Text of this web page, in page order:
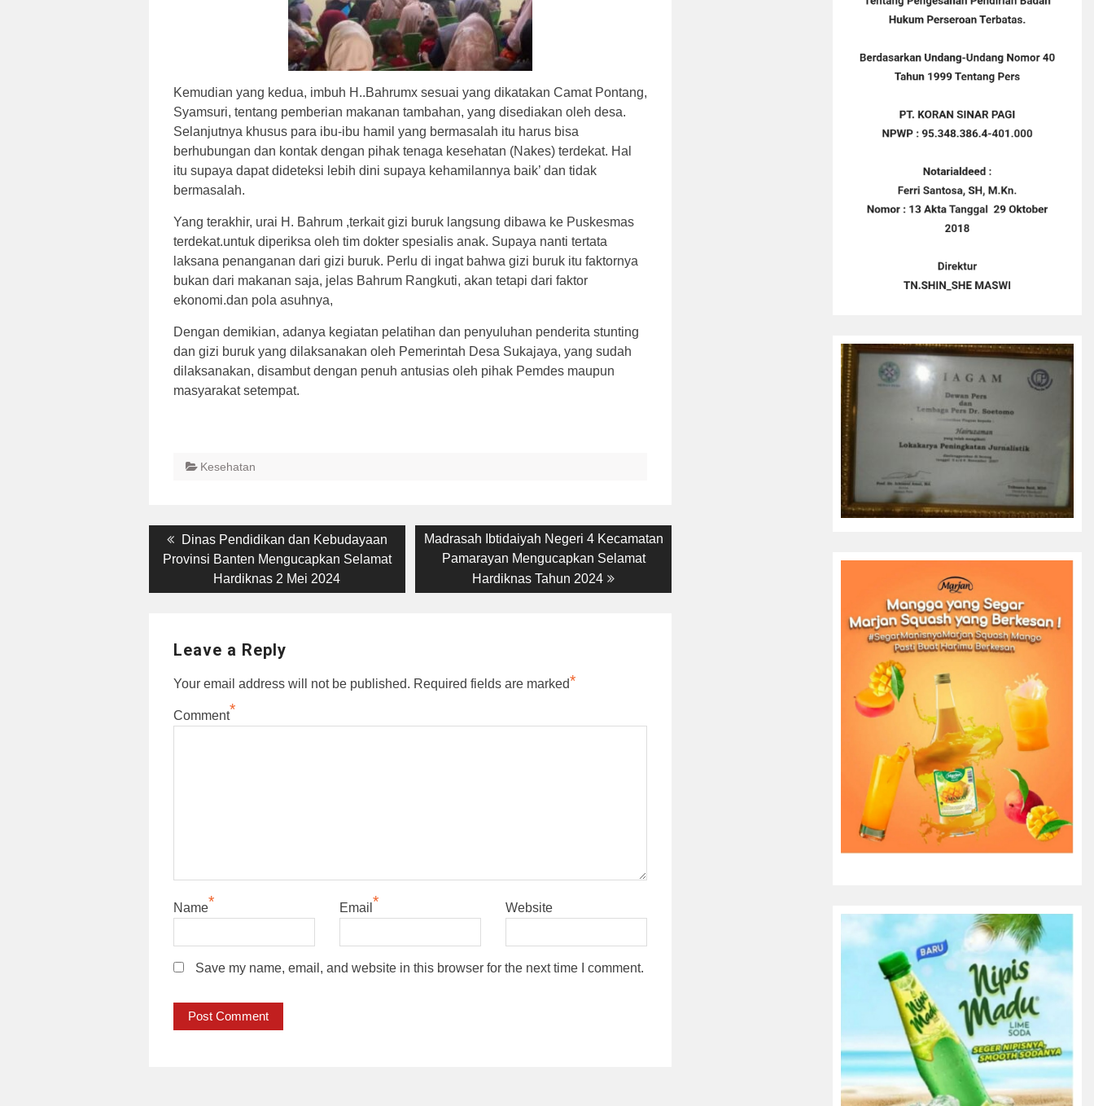
Kemudian yang kedua, imbuh H..Bahrumx sesuai yang dikatakan Camat Pontang,
Syamsuri, tentang pemberian makanan tambahan, yang disediakan oleh desa.
Selanjutnya khusus para ibu-ibu hamil yang bermasalah itu harus bisa
berhubungan dan kontak dengan pihak tenaga kesehatan (Nakes) terdekat. Hal
itu supaya dapat dideteksi lebih dini supaya kehamilannya baik’ dan tidak
bermasalah.
Yang terakhir, urai H. Bahrum ,terkait gizi buruk langsung dibawa ke Puskesmas
terdekat.untuk diperiksa oleh tim dokter spesialis anak. Supaya nanti tertata
laksana penanganan dari gizi buruk. Perlu di ingat bahwa gizi buruk itu faktornya
bukan dari makanan saja, jelas Bahrum Rangkuti, akan tetapi dari faktor
ekonomi.dan pola asuhnya,
Dengan demikian, adanya kegiatan pelatihan dan penyuluhan penderita stunting
dan gizi buruk yang dilaksanakan oleh Pemerintah Desa Sukajaya, yang sudah
dilaksanakan, disambut dengan penuh antusias oleh pihak Pemdes maupun
masyarakat setempat.
Kesehatan
Post
navigation
Previous
post:
Dinas Pendidikan dan Kebudayaan
Provinsi Banten Mengucapkan Selamat
Hardiknas 2 Mei 2024
Next
post:
Madrasah Ibtidaiyah Negeri 4 Kecamatan
Pamarayan Mengucapkan Selamat
Hardiknas Tahun 2024
Leave a Reply
Your email address will not be published. Required fields are marked*
Comment*
Name* Email * Website
Save my name, email, and website in this browser for the next time I comment.